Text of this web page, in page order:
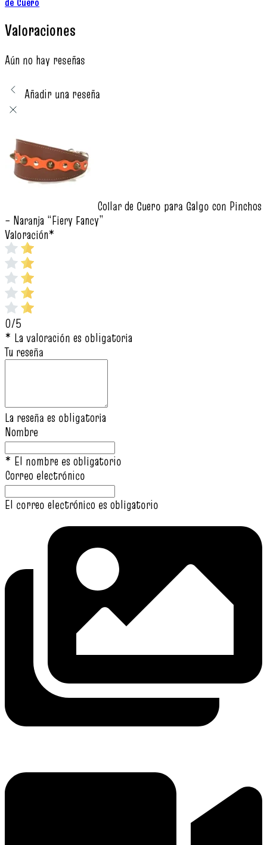
Valoraciones
Aún no hay reseñas
Añadir una reseña
Collar de Cuero para Galgo con Pinchos
– Naranja “Fiery Fancy”
Valoración*
0/5
* La valoración es obligatoria
Tu reseña
La reseña es obligatoria
Nombre
* El nombre es obligatorio
Correo electrónico
El correo electrónico es obligatorio